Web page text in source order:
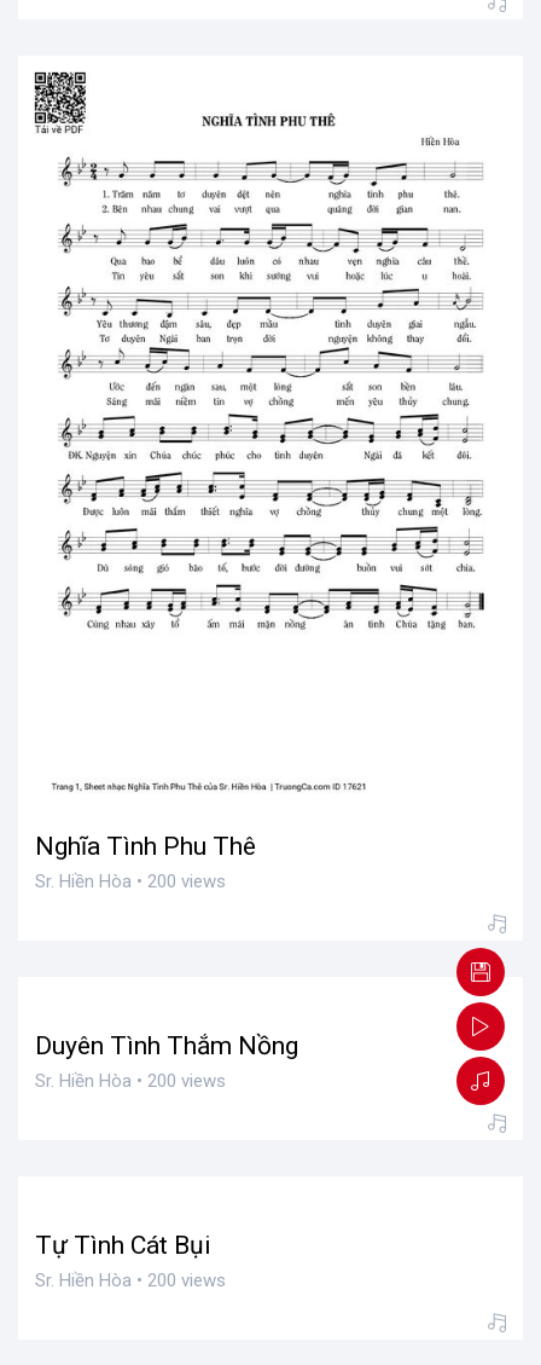
Nghĩa Tình Phu Thê
Sr. Hiền Hòa • 200 views
Duyên Tình Thắm Nồng
Sr. Hiền Hòa • 200 views
Tự Tình Cát Bụi
Sr. Hiền Hòa • 200 views